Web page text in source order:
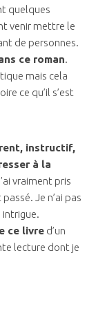
quelques
venir mettre le
de personnes.
ce roman.
mais cela
ce qu’il s’est
instructif,
à la
vraiment pris
Je n’ai pas
intrigue.
ce livre d’un
lecture dont je